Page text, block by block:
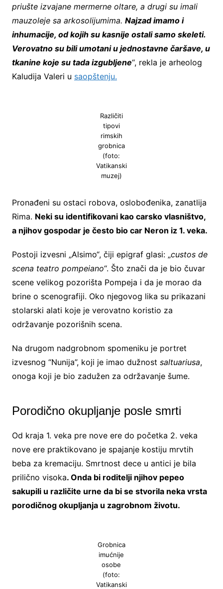
priušte izvajane mermerne oltare, a drugi su imali
mauzoleje sa arkosolijumima. Najzad imamo i
inhumacije, od kojih su kasnije ostali samo skeleti.
Verovatno su bili umotani u jednostavne čaršave, u
tkanine koje su tada izgubljene“, rekla je arheolog
Kaludija Valeri u saopštenju.
Različiti
tipovi
rimskih
grobnica
(foto:
Vatikanski
muzej)
Pronađeni su ostaci robova, oslobođenika, zanatlija
Rima. Neki su identifikovani kao carsko vlasništvo,
a njihov gospodar je često bio car Neron iz 1. veka.
Postoji izvesni „Alsimo“, čiji epigraf glasi: „custos de
scena teatro pompeiano“. Što znači da je bio čuvar
scene velikog pozorišta Pompeja i da je morao da
brine o scenografiji. Oko njegovog lika su prikazani
stolarski alati koje je verovatno koristio za
održavanje pozorišnih scena.
Na drugom nadgrobnom spomeniku je portret
izvesnog “Nunija”, koji je imao dužnost saltuariusa,
onoga koji je bio zadužen za održavanje šume.
Porodično okupljanje posle smrti
Od kraja 1. veka pre nove ere do početka 2. veka
nove ere praktikovano je spajanje kostiju mrvtih
beba za kremaciju. Smrtnost dece u antici je bila
prilično visoka. Onda bi roditelji njihov pepeo
sakupili u različite urne da bi se stvorila neka vrsta
porodičnog okupljanja u zagrobnom životu.
Grobnica
imućnije
osobe
(foto:
Vatikanski